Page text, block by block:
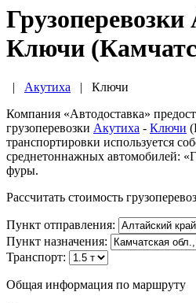
Ключи
| Акутиха | Ключи
Компания «Автодоставка»
грузоперевозки Акутиха - Ключи
транспортировки используется
среднетоннажных автомобилей:
фуры.
Рассчитать стоимость
Пункт отправления:
Пункт назначения:
Транспорт:
Общая информация по маршруту